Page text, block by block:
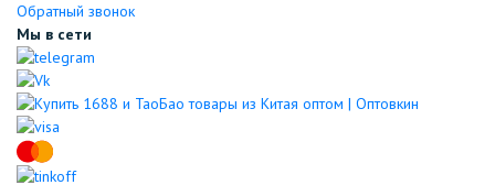
Обратный звонок
Мы в сети